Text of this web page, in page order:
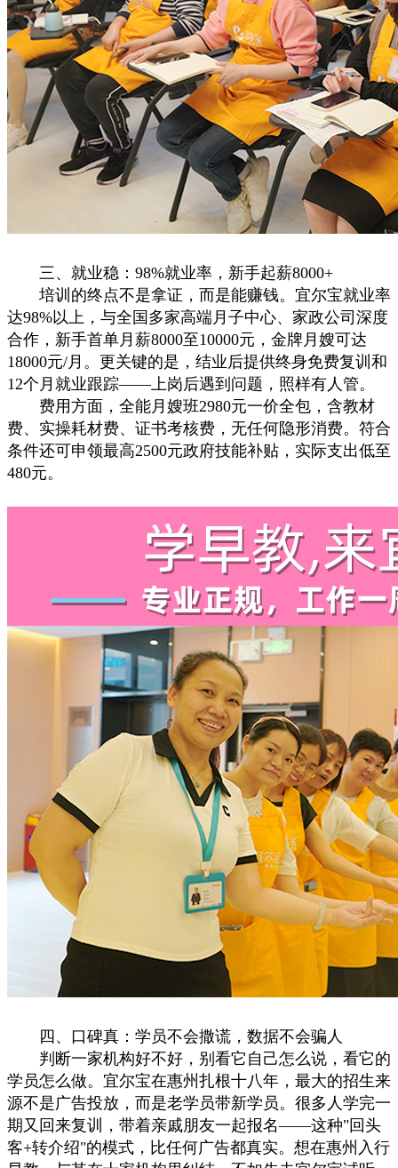
三、就业稳：98%就业率，新手起薪8000+
培训的终点不是拿证，而是能赚钱。宜尔宝就业率
达98%以上，与全国多家高端月子中心、家政公司深度
合作，新手首单月薪8000至10000元，金牌月嫂可达
18000元/月。更关键的是，结业后提供终身免费复训和
12个月就业跟踪——上岗后遇到问题，照样有人管。
费用方面，全能月嫂班2980元一价全包，含教材
费、实操耗材费、证书考核费，无任何隐形消费。符合
条件还可申领最高2500元政府技能补贴，实际支出低至
480元。
四、口碑真：学员不会撒谎，数据不会骗人
判断一家机构好不好，别看它自己怎么说，看它的
学员怎么做。宜尔宝在惠州扎根十八年，最大的招生来
源不是广告投放，而是老学员带新学员。很多人学完一
期又回来复训，带着亲戚朋友一起报名——这种"回头
客+转介绍"的模式，比任何广告都真实。想在惠州入行